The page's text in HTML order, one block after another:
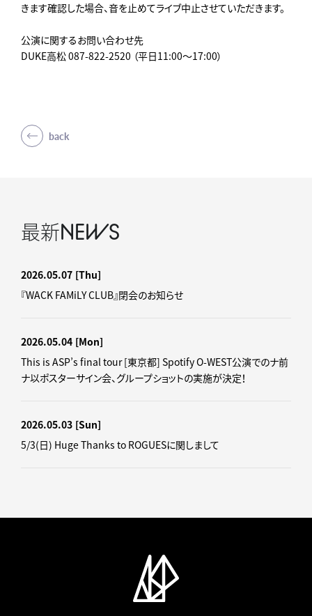
きます確認した場合、音を止めてライブ中止させていただきます。
公演に関するお問い合わせ先
DUKE高松 087-822-2520 （平日11:00～17:00）
back
最新NEWS
2026.05.07 [Thu]
『WACK FAMiLY CLUB』閉会のお知らせ
2026.05.04 [Mon]
This is ASP’s final tour [東京都] Spotify O-WEST公演でのナ前
ナ以ポスターサイン会、グループショットの実施が決定！
2026.05.03 [Sun]
5/3(日) Huge Thanks to ROGUESに関しまして